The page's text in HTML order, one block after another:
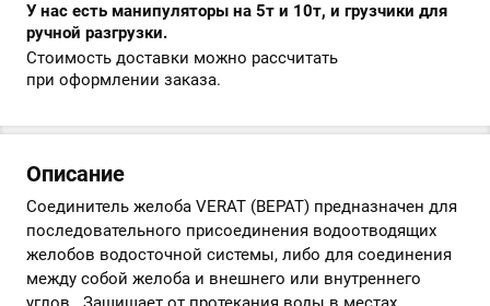
У нас есть манипуляторы на 5т и 10т, и грузчики для
ручной разгрузки.
Стоимость доставки можно рассчитать
при оформлении заказа.
Описание
Соединитель желоба VERAT (ВЕРАТ) предназначен для
последовательного присоединения водоотводящих
желобов водосточной системы, либо для соединения
между собой желоба и внешнего или внутреннего